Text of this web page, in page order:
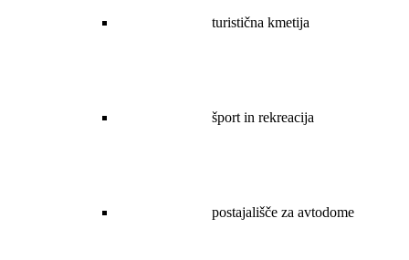
turistična kmetija
šport in rekreacija
postajališče za avtodome